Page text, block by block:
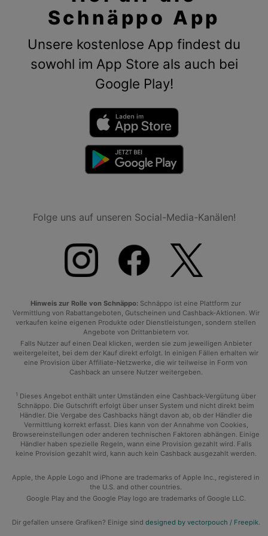
Schnäppo App
Unsere kostenlose App findest du
sowohl im App Store als auch bei
Google Play!
Folge uns auf unseren Social-Media-Kanälen!
Hinweis zur Rolle von Schnäppo: Schnäppo ist eine Plattform zur
Vermittlung von Rabattangeboten, Gutscheinen und Cashback-Aktionen. Wir
verkaufen keine eigenen Produkte oder Dienstleistungen, sondern stellen
Angebote von Drittanbietern vor.
Falls Nutzer auf einen Deal klicken, werden sie zum jeweiligen Anbieter
weitergeleitet, bei dem der Kauf direkt erfolgt. In einigen Fällen erhalten wir
eine Provision über Affiliate-Netzwerke, die wir teilweise in Form von
Cashback an unsere Nutzer weitergeben.
1 Dieses Angebot enthält unter Umständen eine Cashback-Vergütung über
Schnäppo. Die Gutschrift erfolgt über unser System und nicht direkt beim
Händler. Die Vergabe des Cashbacks hängt davon ab, ob der Händler die
Vermittlung korrekt erfasst. Dies kann von der Annahme von Cookies,
Browsereinstellungen oder anderen technischen Faktoren abhängen. Einige
Händler haben spezielle Regeln, wann eine Provision gezahlt wird. Falls
keine Provision gezahlt wird, kann auch kein Cashback ausgezahlt werden.
Apple, the Apple Logo and iPhone are trademarks of Apple Inc., registered in
the U.S. and other countries.
Google Play and the Google Play logo are trademarks of Google LLC.
Dir gefallen unsere Grafiken? Einige sind designed by vectorpouch / Freepik.